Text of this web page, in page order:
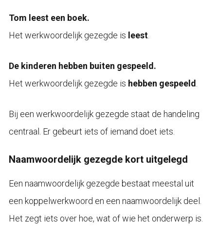
Tom leest een boek.
Het werkwoordelijk gezegde is leest.
De kinderen hebben buiten gespeeld.
Het werkwoordelijk gezegde is hebben gespeeld
Bij een werkwoordelijk gezegde staat de handeling
centraal. Er gebeurt iets of iemand doet iets.
Naamwoordelijk gezegde kort uitgelegd
Een naamwoordelijk gezegde bestaat meestal uit
een koppelwerkwoord en een naamwoordelijk deel.
Het zegt iets over hoe, wat of wie het onderwerp is.